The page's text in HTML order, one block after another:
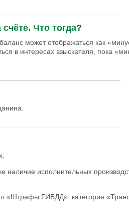
Что тогда?
может отображаться как
в интересах взыскателя, пока
наличие исполнительных
«Штрафы ГИБДД», категория